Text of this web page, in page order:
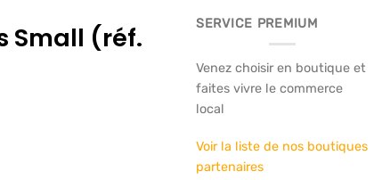
Small (réf.
SERVICE PREMIUM
Venez choisir en boutique et
faites vivre le commerce
local
Voir la liste de nos boutiques
partenaires